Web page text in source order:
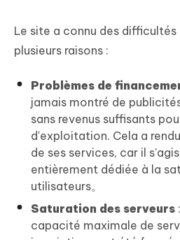
Le site a connu des difficultés
plusieurs raisons :
Problèmes de
jamais montré de
sans revenus suffisants
d'exploitation. Cela a
de ses services, car il
entièrement dédiée à la
utilisateurs。
Saturation des serveurs
capacité maximale de